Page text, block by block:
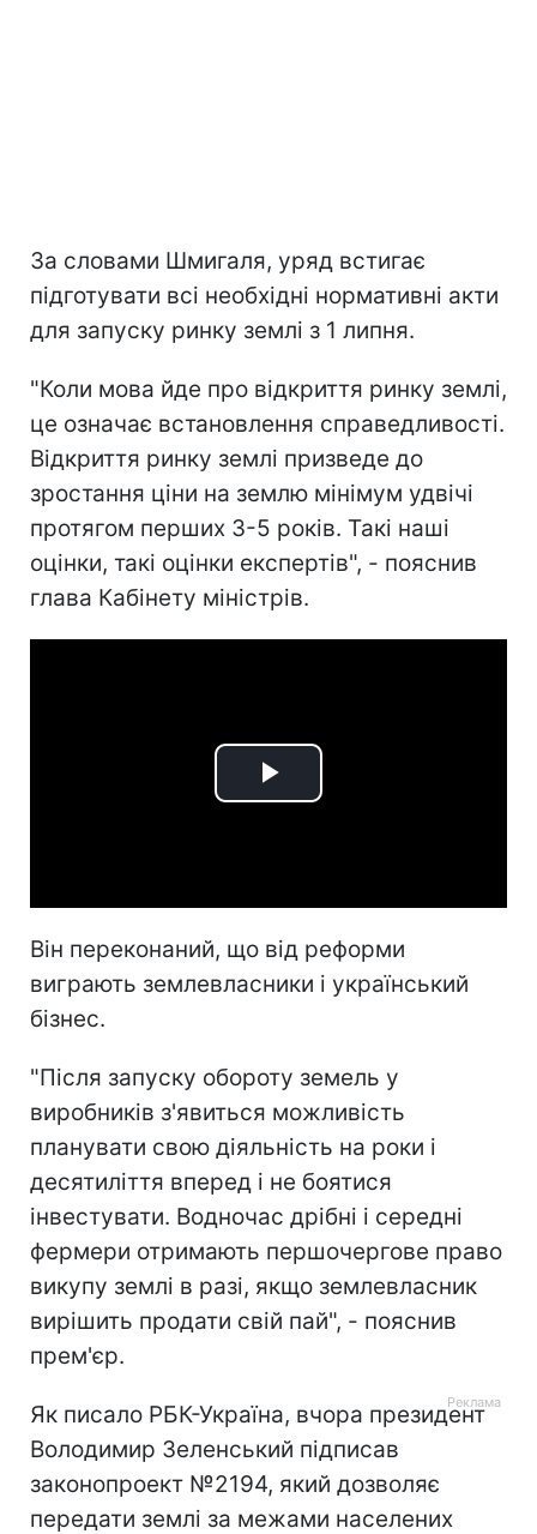
За словами Шмигаля, уряд встигає
підготувати всі необхідні нормативні акти
для запуску ринку землі з 1 липня.
"Коли мова йде про відкриття ринку землі,
це означає встановлення справедливості.
Відкриття ринку землі призведе до
зростання ціни на землю мінімум удвічі
протягом перших 3-5 років. Такі наші
оцінки, такі оцінки експертів", - пояснив
глава Кабінету міністрів.
Play
Він переконаний, що від реформи
виграють землевласники і український
бізнес.
"Після запуску обороту земель у
виробників з'явиться можливість
планувати свою діяльність на роки і
десятиліття вперед і не боятися
інвестувати. Водночас дрібні і середні
фермери отримають першочергове право
викупу землі в разі, якщо землевласник
вирішить продати свій пай", - пояснив
прем'єр.
Як писало РБК-Україна, вчора президент
Володимир Зеленський підписав
законопроект №2194, який дозволяє
передати землі за межами населених